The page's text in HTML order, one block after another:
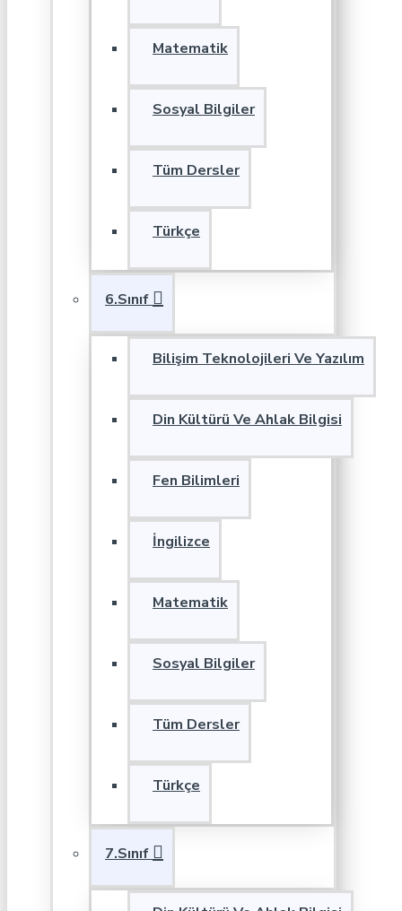
Matematik
Sosyal Bilgiler
Tüm Dersler
Türkçe
6.Sınıf
Bilişim Teknolojileri Ve Yazılım
Din Kültürü Ve Ahlak Bilgisi
Fen Bilimleri
İngilizce
Matematik
Sosyal Bilgiler
Tüm Dersler
Türkçe
7.Sınıf